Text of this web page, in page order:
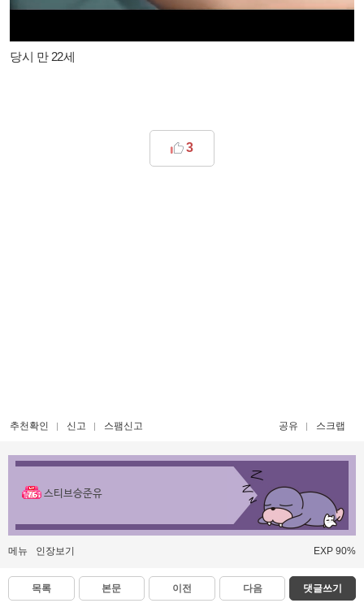
당시 만 22세
3
추천확인 신고 스팸신고 공유 스크랩
스티브승준유
메뉴 인장보기 EXP 90%
목록 본문 이전 다음 댓글쓰기